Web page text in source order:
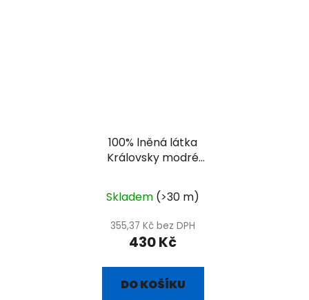
100% lněná látka
Královsky modré
Skladem (>30 m)
355,37 Kč bez DPH
430 Kč
DO KOŠÍKU